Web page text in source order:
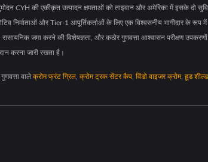
CYH की एकीकृत उत्पादन क्षमताओं को ताइवान और अमेरिका में इसके दो
निर्माताओं और Tier-1 आपूर्तिकर्ताओं के लिए एक विश्वसनीय भागीदार के
जमा करने की विशेषज्ञता, और कठोर गुणवत्ता आश्वासन परीक्षण
करना जारी रखता है।
वाले क्रोम फ्रंट ग्रिल क्रोम ट्रक सेंटर कैप विंडो वाइजर क्रोम, हूड